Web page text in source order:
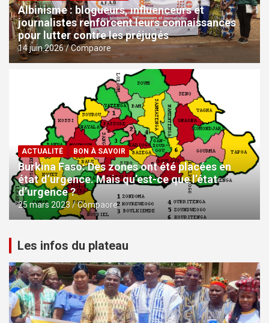
Albinisme : blogueurs, influenceurs et
journalistes renforcent leurs connaissances
pour lutter contre les préjugés
14 juin 2026 Compaore
ACTUALITÉ BON À SAVOIR
Burkina Faso: Des zones ont été placées en
état d’urgence. Mais qu’est-ce que l’état
d’urgence ?
25 mars 2023 Compaore
Les infos du plateau